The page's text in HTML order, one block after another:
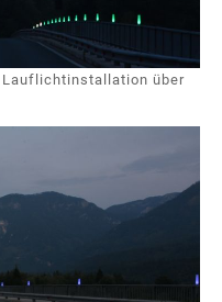
Lauflichtinstallation über